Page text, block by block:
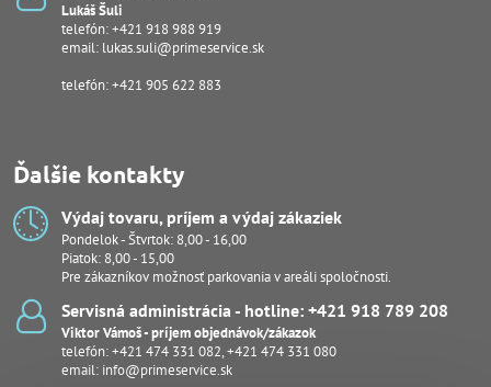
Lukáš Šuli
telefón:+421 918 988 919
email: lukas.suli@primeservice.sk
telefón: +421 905 622 883
Ďalšie kontakty
Výdaj tovaru, príjem a výdaj zákaziek
Pondelok - Štvrtok: 8,00 - 16,00
Piatok: 8,00 - 15,00
Pre zákazníkov možnosť parkovania v areáli spoločnosti.
Servisná administrácia - hotline: +421 918 789 208
Viktor Vámoš - príjem objednávok/zákazok
telefón:+421 474 331 082,+421 474 331 080
email: info@primeservice.sk